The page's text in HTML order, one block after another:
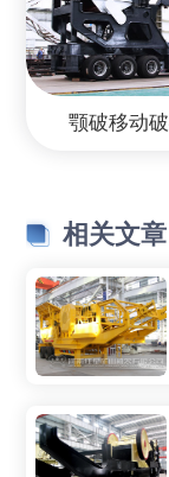
颚破移动
相关文章